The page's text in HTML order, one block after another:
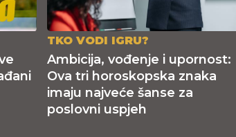
TKO VODI IGRU?
Ambicija, vođenje i upornost:
Ova tri horoskopska znaka
imaju najveće šanse za
poslovni uspjeh